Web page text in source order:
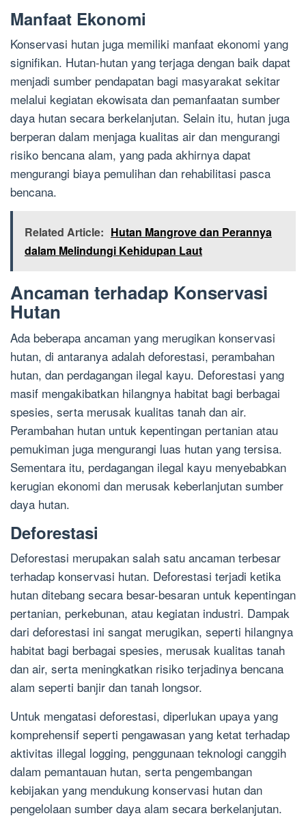
Manfaat Ekonomi
Konservasi hutan juga memiliki manfaat ekonomi yang
signifikan. Hutan-hutan yang terjaga dengan baik dapat
menjadi sumber pendapatan bagi masyarakat sekitar
melalui kegiatan ekowisata dan pemanfaatan sumber
daya hutan secara berkelanjutan. Selain itu, hutan juga
berperan dalam menjaga kualitas air dan mengurangi
risiko bencana alam, yang pada akhirnya dapat
mengurangi biaya pemulihan dan rehabilitasi pasca
bencana.
Related Article: Hutan Mangrove dan Perannya
dalam Melindungi Kehidupan Laut
Ancaman terhadap Konservasi
Hutan
Ada beberapa ancaman yang merugikan konservasi
hutan, di antaranya adalah deforestasi, perambahan
hutan, dan perdagangan ilegal kayu. Deforestasi yang
masif mengakibatkan hilangnya habitat bagi berbagai
spesies, serta merusak kualitas tanah dan air.
Perambahan hutan untuk kepentingan pertanian atau
pemukiman juga mengurangi luas hutan yang tersisa.
Sementara itu, perdagangan ilegal kayu menyebabkan
kerugian ekonomi dan merusak keberlanjutan sumber
daya hutan.
Deforestasi
Deforestasi merupakan salah satu ancaman terbesar
terhadap konservasi hutan. Deforestasi terjadi ketika
hutan ditebang secara besar-besaran untuk kepentingan
pertanian, perkebunan, atau kegiatan industri. Dampak
dari deforestasi ini sangat merugikan, seperti hilangnya
habitat bagi berbagai spesies, merusak kualitas tanah
dan air, serta meningkatkan risiko terjadinya bencana
alam seperti banjir dan tanah longsor.
Untuk mengatasi deforestasi, diperlukan upaya yang
komprehensif seperti pengawasan yang ketat terhadap
aktivitas illegal logging, penggunaan teknologi canggih
dalam pemantauan hutan, serta pengembangan
kebijakan yang mendukung konservasi hutan dan
pengelolaan sumber daya alam secara berkelanjutan.